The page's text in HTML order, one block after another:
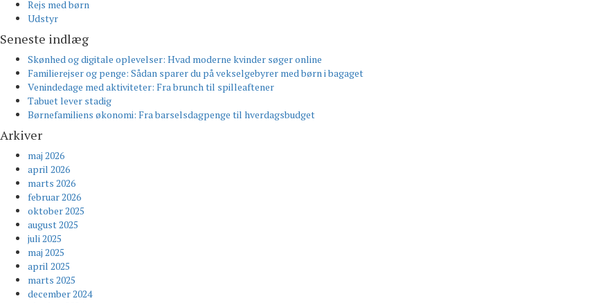
Rejs med børn
Udstyr
Seneste indlæg
Skønhed og digitale oplevelser: Hvad moderne kvinder søger online
Familierejser og penge: Sådan sparer du på vekselgebyrer med børn i bagaget
Venindedage med aktiviteter: Fra brunch til spilleaftener
Tabuet lever stadig
Børnefamiliens økonomi: Fra barselsdagpenge til hverdagsbudget
Arkiver
maj 2026
april 2026
marts 2026
februar 2026
oktober 2025
august 2025
juli 2025
maj 2025
april 2025
marts 2025
december 2024